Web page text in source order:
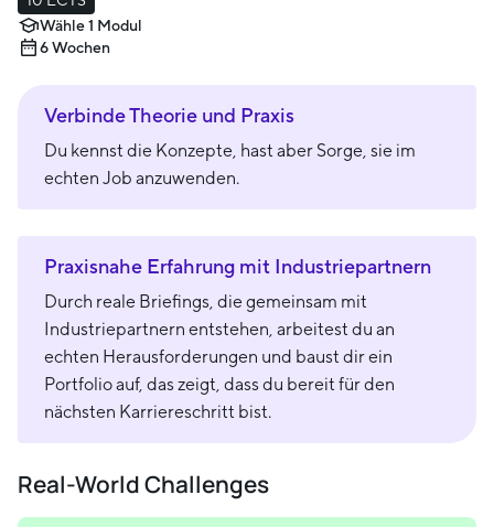
Wähle 1 Modul
6 Wochen
Verbinde Theorie und Praxis
Du kennst die Konzepte, hast aber Sorge, sie im
echten Job anzuwenden.
Praxisnahe Erfahrung mit Industriepartnern
Durch reale Briefings, die gemeinsam mit
Industriepartnern entstehen, arbeitest du an
echten Herausforderungen und baust dir ein
Portfolio auf, das zeigt, dass du bereit für den
nächsten Karriereschritt bist.
Real-World Challenges